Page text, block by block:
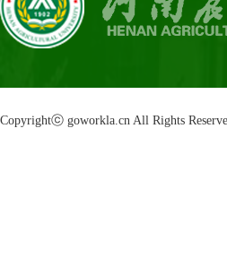
Copyrightⓒ goworkla.cn All Rights